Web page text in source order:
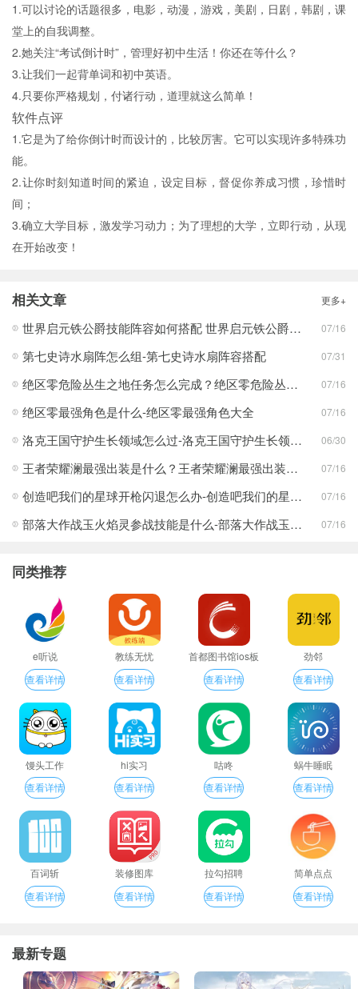
1.可以讨论的话题很多，电影，动漫，游戏，美剧，日剧，韩剧，课
堂上的自我调整。
2.她关注“考试倒计时”，管理好初中生活！你还在等什么？
3.让我们一起背单词和初中英语。
4.只要你严格规划，付诸行动，道理就这么简单！
软件点评
1.它是为了给你倒计时而设计的，比较厉害。它可以实现许多特殊功
能。
2.让你时刻知道时间的紧迫，设定目标，督促你养成习惯，珍惜时
间；
3.确立大学目标，激发学习动力；为了理想的大学，立即行动，从现
在开始改变！
相关文章 更多+
世界启元铁公爵技能阵容如何搭配 世界启元铁公爵技能阵容搭配合集 07/16
第七史诗水扇阵怎么组-第七史诗水扇阵容搭配 07/31
绝区零危险丛生之地任务怎么完成？绝区零危险丛生之地任务完成攻略 07/16
绝区零最强角色是什么-绝区零最强角色大全 07/16
洛克王国守护生长领域怎么过-洛克王国守护生长领域通关攻略 06/30
王者荣耀澜最强出装是什么？王者荣耀澜最强出装分享 07/16
创造吧我们的星球开枪闪退怎么办-创造吧我们的星球开枪闪退合集 07/16
部落大作战玉火焰灵参战技能是什么-部落大作战玉火焰灵参战技能合集 07/16
同类推荐
e听说
查看详情
教练无忧
查看详情
首都图书馆ios板
查看详情
劲邻
查看详情
馒头工作
查看详情
hi实习
查看详情
咕咚
查看详情
蜗牛睡眠
查看详情
百词斩
查看详情
装修图库
查看详情
拉勾招聘
查看详情
简单点点
查看详情
最新专题